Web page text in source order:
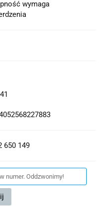
wymaga
650 149